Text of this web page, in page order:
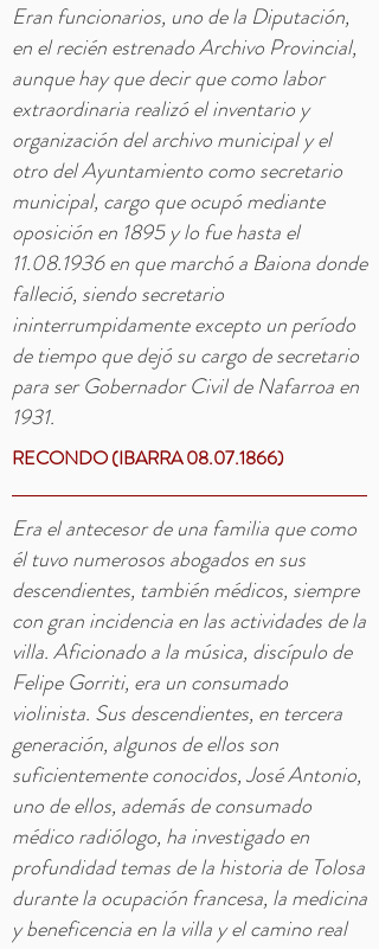
Eran funcionarios, uno de la Diputación,
en el recién estrenado Archivo Provincial,
aunque hay que decir que como labor
extraordinaria realizó el inventario y
organización del archivo municipal y el
otro del Ayuntamiento como secretario
municipal, cargo que ocupó mediante
oposición en 1895 y lo fue hasta el
11.08.1936en que marchó a Baiona donde
falleció, siendo secretario
ininterrumpidamente excepto un período
de tiempo que dejó su cargo de secretario
para ser Gobernador Civil de Nafarroa en
1931.
RECONDO (IBARRA08.07.1866)
Era el antecesor de una familia que como
él tuvo numerosos abogados en sus
descendientes, también médicos, siempre
con gran incidencia en las actividades de la
villa. Aficionado a la música, discípulo de
Felipe Gorriti, era un consumado
violinista. Sus descendientes, en tercera
generación, algunos de ellos son
suficientemente conocidos, José Antonio,
uno de ellos, además de consumado
médico radiólogo, ha investigado en
profundidad temas de la historia de Tolosa
durante la ocupación francesa, la medicina
y beneficencia en la villa y el camino real